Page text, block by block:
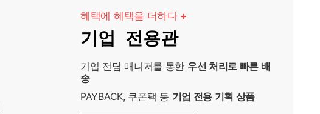
혜택에 혜택을 더하다 +
기업 전용관
기업 전담 매니저를 통한 우선 처리로 빠른 배
송
PAYBACK, 쿠폰팩 등 기업 전용 기획 상품